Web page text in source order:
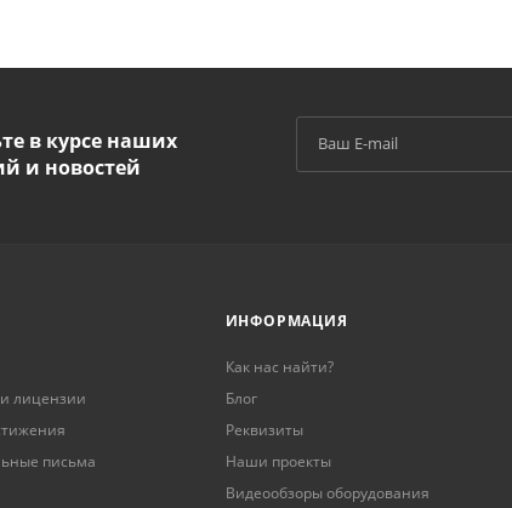
в курсе наших
и новостей
лицензии
письма
ИНФОРМАЦИЯ
Как нас найти?
Блог
Реквизиты
Наши проекты
Видеообзоры оборудования